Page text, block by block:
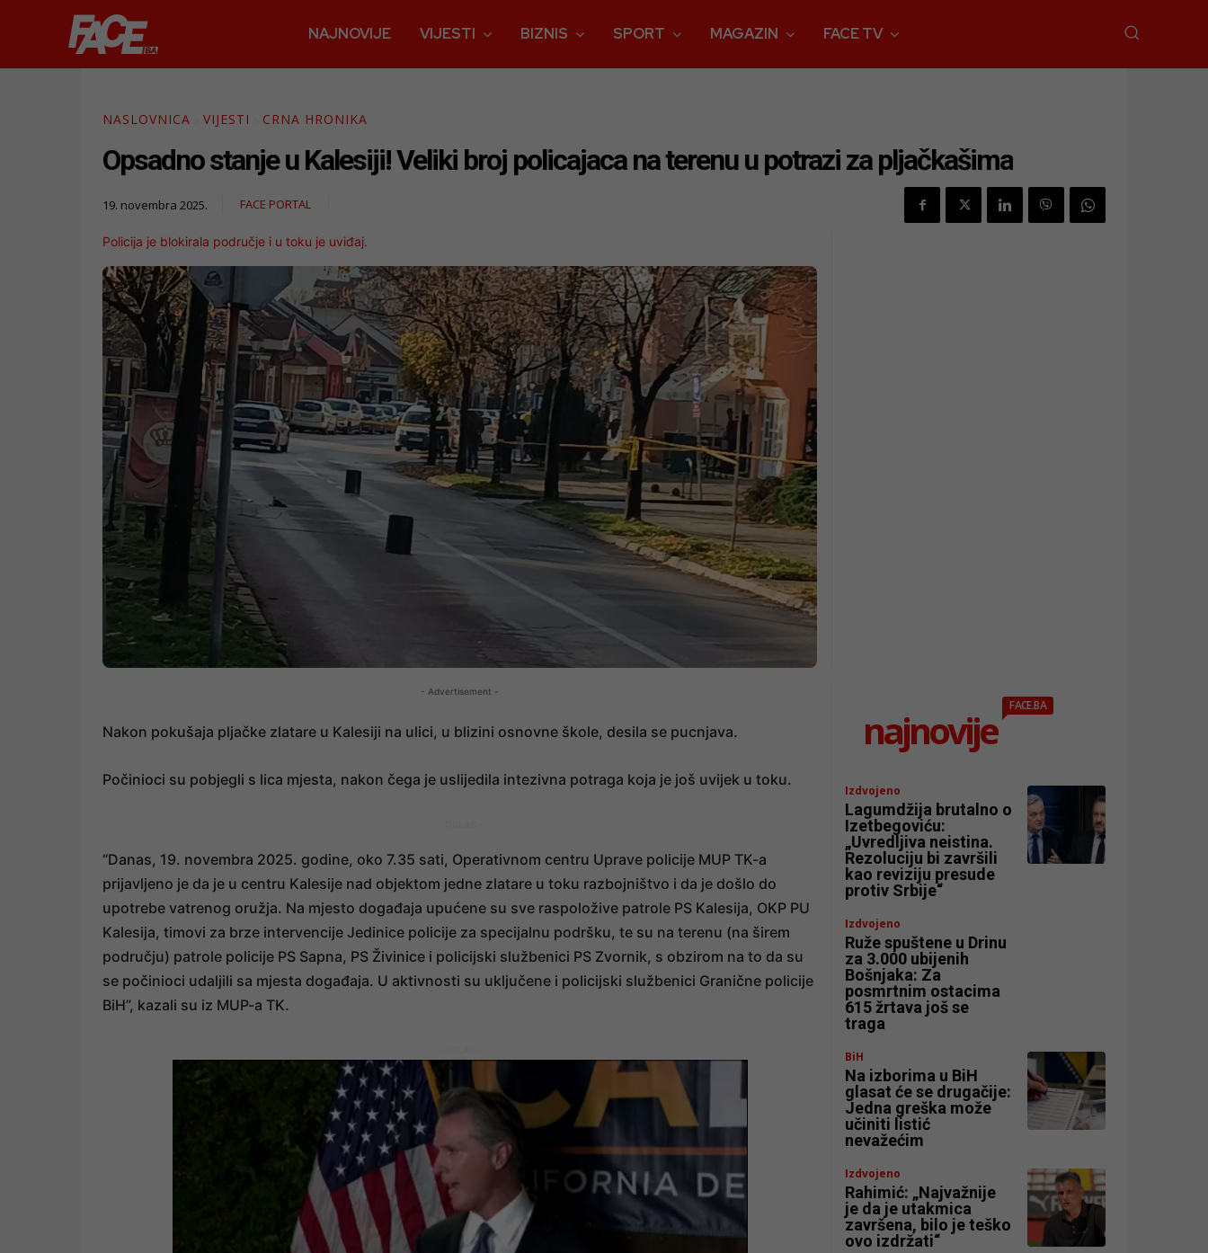
NAJNOVIJE VIJESTI BIZNIS SPORT MAGAZIN FACE TV
NASLOVNICA VIJESTI CRNA HRONIKA
Opsadno stanje u Kalesiji! Veliki broj policajaca na terenu u potrazi za pljačkašima
19. novembra 2025. FACE PORTAL
Policija je blokirala područje i u toku je uviđaj.
- Advertisement -
Nakon pokušaja pljačke zlatare u Kalesiji na ulici, u blizini osnovne škole, desila se pucnjava.
Počinioci su pobjegli s lica mjesta, nakon čega je uslijedila intezivna potraga koja je još uvijek u toku.
“Danas, 19. novembra 2025. godine, oko 7.35 sati, Operativnom centru Uprave policije MUP TK-a
prijavljeno je da je u centru Kalesije nad objektom jedne zlatare u toku razbojništvo i da je došlo do
upotrebe vatrenog oružja. Na mjesto događaja upućene su sve raspoložive patrole PS Kalesija, OKP PU
Kalesija, timovi za brze intervencije Jedinice policije za specijalnu podršku, te su na terenu (na širem
području) patrole policije PS Sapna, PS Živinice i policijski službenici PS Zvornik, s obzirom na to da su
se počinioci udaljili sa mjesta događaja. U aktivnosti su uključene i policijski službenici Granične policije
BiH”, kazali su iz MUP-a TK.
najnovije
FACE.BA
Izdvojeno
Lagumdžija brutalno o
Izetbegoviću:
„Uvredljiva neistina.
Rezoluciju bi završili
kao reviziju presude
protiv Srbije“
Izdvojeno
Ruže spuštene u Drinu
za 3.000 ubijenih
Bošnjaka: Za
posmrtnim ostacima
615 žrtava još se
traga
BiH
Na izborima u BiH
glasat će se drugačije:
Jedna greška može
učiniti listić
nevažećim
Izdvojeno
Rahimić: „Najvažnije
je da je utakmica
završena, bilo je teško
ovo izdržati“